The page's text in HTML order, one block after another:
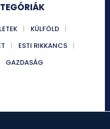
KÜLFÖLD
ESTI RIKKANCS
GAZDASÁG